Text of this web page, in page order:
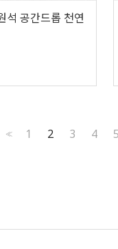
공간드롭 천연
<< 1 2 3 4 5